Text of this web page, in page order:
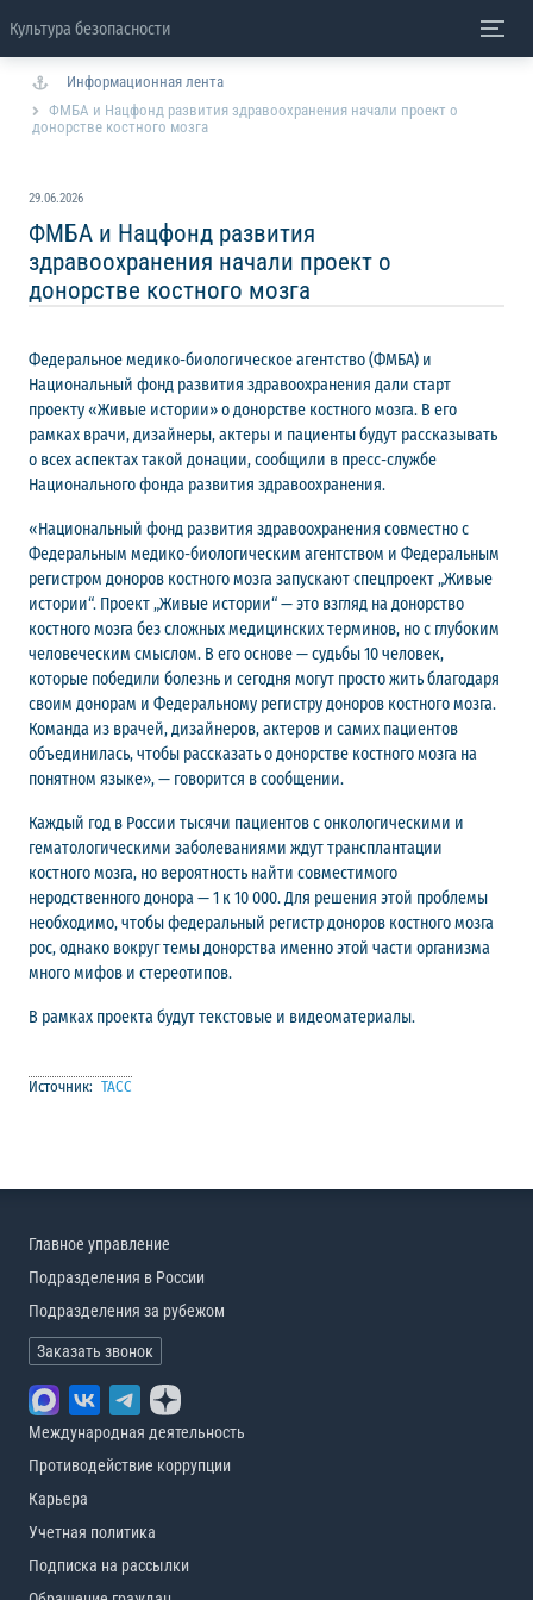
Культура безопасности
Информационная лента
ФМБА и Нацфонд развития здравоохранения начали проект о
донорстве костного мозга
29.06.2026
ФМБА и Нацфонд развития
здравоохранения начали проект о
донорстве костного мозга
Федеральное медико-биологическое агентство (ФМБА) и
Национальный фонд развития здравоохранения дали старт
проекту «Живые истории» о донорстве костного мозга. В его
рамках врачи, дизайнеры, актеры и пациенты будут рассказывать
о всех аспектах такой донации, сообщили в пресс-службе
Национального фонда развития здравоохранения.
«Национальный фонд развития здравоохранения совместно с
Федеральным медико-биологическим агентством и Федеральным
регистром доноров костного мозга запускают спецпроект „Живые
истории“. Проект „Живые истории“ — это взгляд на донорство
костного мозга без сложных медицинских терминов, но с глубоким
человеческим смыслом. В его основе — судьбы 10 человек,
которые победили болезнь и сегодня могут просто жить благодаря
своим донорам и Федеральному регистру доноров костного мозга.
Команда из врачей, дизайнеров, актеров и самих пациентов
объединилась, чтобы рассказать о донорстве костного мозга на
понятном языке», — говорится в сообщении.
Каждый год в России тысячи пациентов с онкологическими и
гематологическими заболеваниями ждут трансплантации
костного мозга, но вероятность найти совместимого
неродственного донора — 1 к 10 000. Для решения этой проблемы
необходимо, чтобы федеральный регистр доноров костного мозга
рос, однако вокруг темы донорства именно этой части организма
много мифов и стереотипов.
В рамках проекта будут текстовые и видеоматериалы.
Источник: ТАСС
Главное управление
Подразделения в России
Подразделения за рубежом
Заказать звонок
Международная деятельность
Противодействие коррупции
Карьера
Учетная политика
Подписка на рассылки